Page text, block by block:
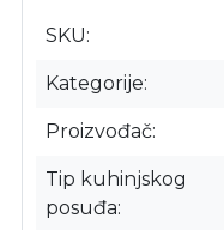
SKU
Kategorije
Proizvođač
Tip kuhinjskog
posuđa